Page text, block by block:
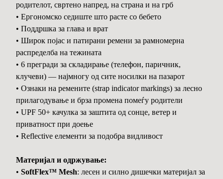
родителот, свртено напред, на страна и на грб
• Ергономско седиште што расте со бебето
• Поддршка за глава и врат
• Широк појас и патирани ремени за рамномерна
распределба на тежината
• 6 прегради за складирање (телефон, паричник,
клучеви) — најмногу од сите носилки на пазарот
• Ознаки на ремените (strap indicator markings) за лесно
прилагодување и брза промена помеѓу родители
• UPF 50+ качулка за заштита од сонце, ветер и
приватност при доење
• Reflective елементи за подобра видливост
Материјал и одржување:
• SoftFlex™ Mesh: лесен и силно дишечки материјал за